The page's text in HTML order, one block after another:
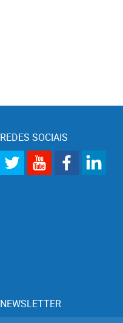
REDES SOCIAIS
NEWSLETTER